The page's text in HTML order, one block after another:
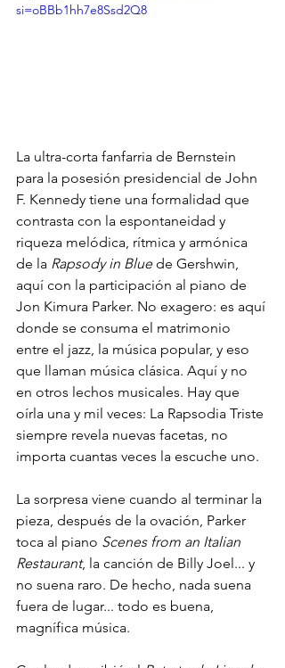
si=oBBb1hh7e8Ssd2Q8
La ultra-corta fanfarria de Bernstein
para la posesión presidencial de John
F. Kennedy tiene una formalidad que
contrasta con la espontaneidad y
riqueza melódica, rítmica y armónica
de la Rapsody in Blue de Gershwin,
aquí con la participación al piano de
Jon Kimura Parker. No exagero: es aquí
donde se consuma el matrimonio
entre el jazz, la música popular, y eso
que llaman música clásica. Aquí y no
en otros lechos musicales. Hay que
oírla una y mil veces: La Rapsodia Triste
siempre revela nuevas facetas, no
La sorpresa viene cuando al terminar la
pieza, después de la ovación, Parker
toca al piano Scenes from an Italian
Restaurant, la canción de Billy Joel... y
no suena raro. De hecho, nada suena
fuera de lugar... todo es buena,
magnífica música.